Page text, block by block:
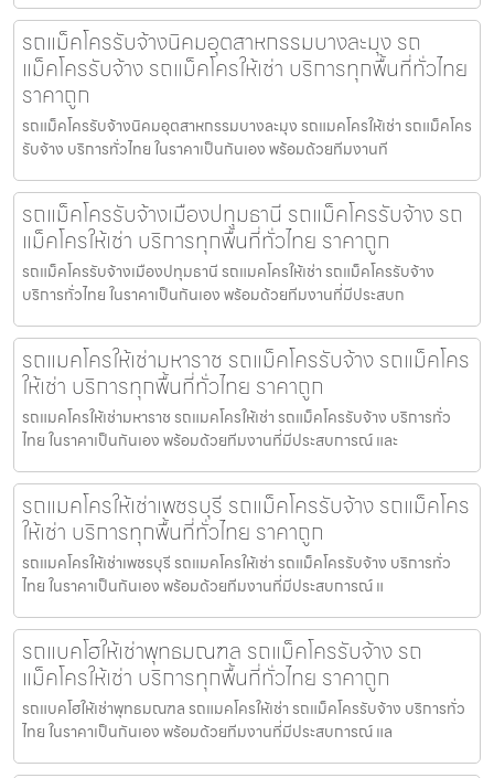
รถแม็คโครรับจ้างนิคมอุตสาหกรรมบางละมุง รถ
แม็คโครรับจ้าง รถแม็คโครให้เช่า บริการทุกพื้นที่ทั่วไทย
ราคาถูก
รถแม็คโครรับจ้างนิคมอุตสาหกรรมบางละมุง รถแมคโครให้เช่า รถแม็คโคร
รับจ้าง บริการทั่วไทย ในราคาเป็นกันเอง พร้อมด้วยทีมงานที
รถแม็คโครรับจ้างเมืองปทุมธานี รถแม็คโครรับจ้าง รถ
แม็คโครให้เช่า บริการทุกพื้นที่ทั่วไทย ราคาถูก
รถแม็คโครรับจ้างเมืองปทุมธานี รถแมคโครให้เช่า รถแม็คโครรับจ้าง
บริการทั่วไทย ในราคาเป็นกันเอง พร้อมด้วยทีมงานที่มีประสบก
รถแมคโครให้เช่ามหาราช รถแม็คโครรับจ้าง รถแม็คโคร
ให้เช่า บริการทุกพื้นที่ทั่วไทย ราคาถูก
รถแมคโครให้เช่ามหาราช รถแมคโครให้เช่า รถแม็คโครรับจ้าง บริการทั่ว
ไทย ในราคาเป็นกันเอง พร้อมด้วยทีมงานที่มีประสบการณ์ และ
รถแมคโครให้เช่าเพชรบุรี รถแม็คโครรับจ้าง รถแม็คโคร
ให้เช่า บริการทุกพื้นที่ทั่วไทย ราคาถูก
รถแมคโครให้เช่าเพชรบุรี รถแมคโครให้เช่า รถแม็คโครรับจ้าง บริการทั่ว
ไทย ในราคาเป็นกันเอง พร้อมด้วยทีมงานที่มีประสบการณ์ แ
รถแบคโฮให้เช่าพุทธมณฑล รถแม็คโครรับจ้าง รถ
แม็คโครให้เช่า บริการทุกพื้นที่ทั่วไทย ราคาถูก
รถแบคโฮให้เช่าพุทธมณฑล รถแมคโครให้เช่า รถแม็คโครรับจ้าง บริการทั่ว
ไทย ในราคาเป็นกันเอง พร้อมด้วยทีมงานที่มีประสบการณ์ แล